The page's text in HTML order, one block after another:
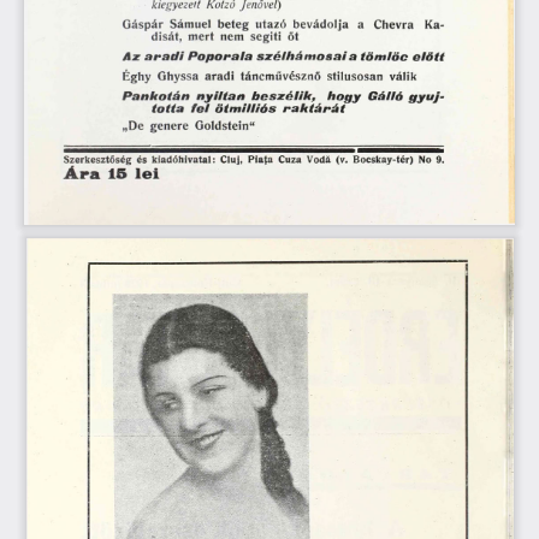
k i e g y e z e t t K o t z ó   J e n ö v e i )
Gáspár  Sámuel  beteg  utazó  bevádolja  a  Chevra
Ka-
disát,  mert  nem  segíti  őt
A z a r a d i P oporala s zé lh á m o s a i a töm löc e lő tt
Éghy  Ghyssa  aradi  táncművésznő  stílusosan  válik
P an kotán  n yíltan  b e s z é lik ,
h ogy  Gálié  g y ú j­to tta   fe l  ö tm
„De  genere  Goldstein“
Szerkesztőség  és  kiadóhivatal:  Cluj,  Piaţa  Cuza  Vodă  (v.  Bocskay-tér)  No  9.
Á r a   15  l ei